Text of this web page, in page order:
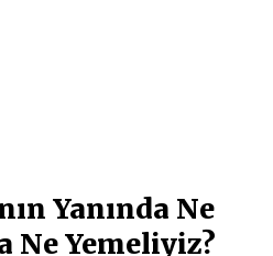
Yanında Ne
Ne Yemeliyiz?